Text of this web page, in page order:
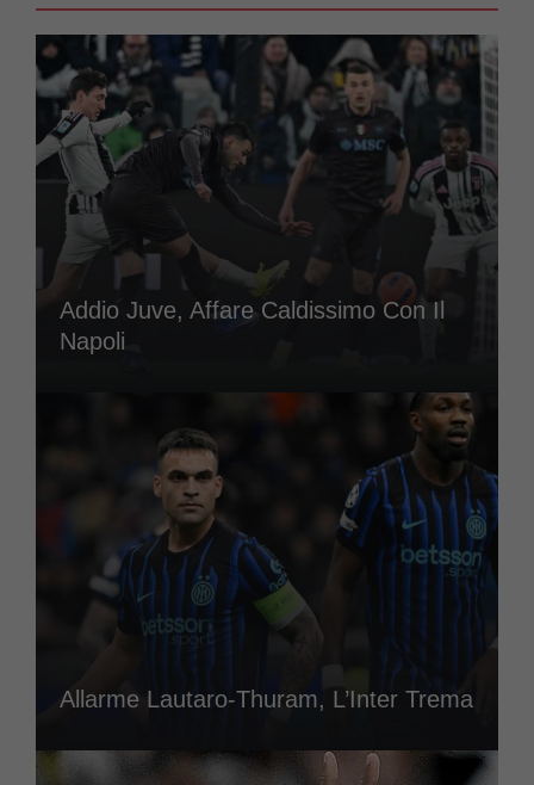
Addio Juve, Affare Caldissimo Con Il
Napoli
Allarme Lautaro-Thuram, L’Inter Trema